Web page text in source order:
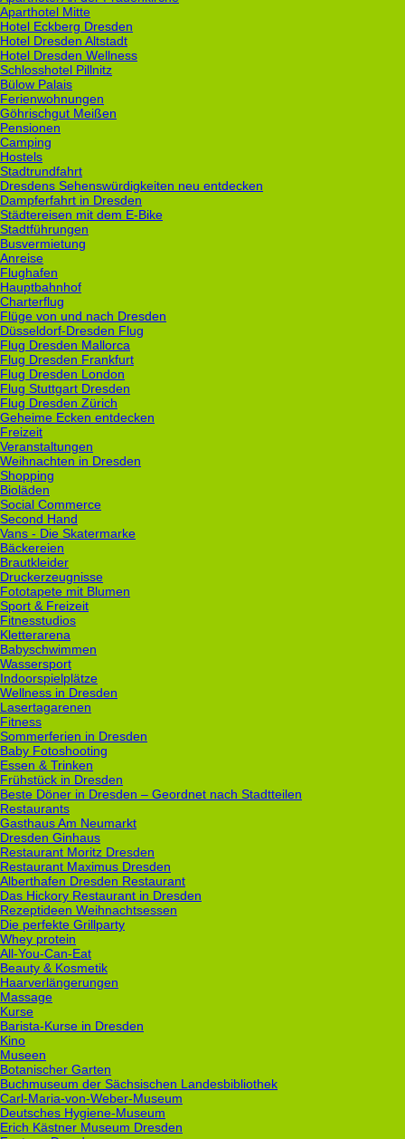
Aparthotel Mitte
Hotel Eckberg Dresden
Hotel Dresden Altstadt
Hotel Dresden Wellness
Schlosshotel Pillnitz
Bülow Palais
Ferienwohnungen
Göhrischgut Meißen
Pensionen
Camping
Hostels
Stadtrundfahrt
Dresdens Sehenswürdigkeiten neu entdecken
Dampferfahrt in Dresden
Städtereisen mit dem E-Bike
Stadtführungen
Busvermietung
Anreise
Flughafen
Hauptbahnhof
Charterflug
Flüge von und nach Dresden
Düsseldorf-Dresden Flug
Flug Dresden Mallorca
Flug Dresden Frankfurt
Flug Dresden London
Flug Stuttgart Dresden
Flug Dresden Zürich
Geheime Ecken entdecken
Freizeit
Veranstaltungen
Weihnachten in Dresden
Shopping
Bioläden
Social Commerce
Second Hand
Vans - Die Skatermarke
Bäckereien
Brautkleider
Druckerzeugnisse
Fototapete mit Blumen
Sport & Freizeit
Fitnesstudios
Kletterarena
Babyschwimmen
Wassersport
Indoorspielplätze
Wellness in Dresden
Lasertagarenen
Fitness
Sommerferien in Dresden
Baby Fotoshooting
Essen & Trinken
Frühstück in Dresden
Beste Döner in Dresden – Geordnet nach Stadtteilen
Restaurants
Gasthaus Am Neumarkt
Dresden Ginhaus
Restaurant Moritz Dresden
Restaurant Maximus Dresden
Alberthafen Dresden Restaurant
Das Hickory Restaurant in Dresden
Rezeptideen Weihnachtsessen
Die perfekte Grillparty
Whey protein
All-You-Can-Eat
Beauty & Kosmetik
Haarverlängerungen
Massage
Kurse
Barista-Kurse in Dresden
Kino
Museen
Botanischer Garten
Buchmuseum der Sächsischen Landesbibliothek
Carl-Maria-von-Weber-Museum
Deutsches Hygiene-Museum
Erich Kästner Museum Dresden